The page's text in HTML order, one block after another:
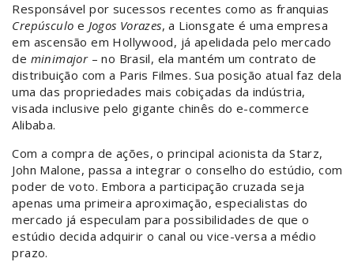
Responsável por sucessos recentes como as franquias
Crepúsculo e Jogos Vorazes, a Lionsgate é uma empresa
em ascensão em Hollywood, já apelidada pelo mercado
de minimajor– no Brasil, ela mantém um contrato de
distribuição com a Paris Filmes. Sua posição atual faz dela
uma das propriedades mais cobiçadas da indústria,
visada inclusive pelo gigante chinês do e-commerce
Alibaba.
Com a compra de ações, o principal acionista da Starz,
John Malone, passa a integrar o conselho do estúdio, com
poder de voto. Embora a participação cruzada seja
apenas uma primeira aproximação, especialistas do
mercado já especulam para possibilidades de que o
estúdio decida adquirir o canal ou vice-versa a médio
prazo.